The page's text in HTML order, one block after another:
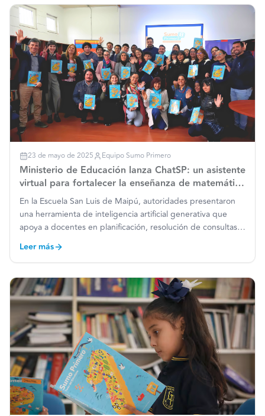
23 de mayo de 2025 Equipo Sumo Primero
Ministerio de Educación lanza ChatSP: un asistente
virtual para fortalecer la enseñanza de matemática
a docentes en todo el país
En la Escuela San Luis de Maipú, autoridades presentaron
una herramienta de inteligencia artificial generativa que
apoya a docentes en planificación, resolución de consultas y
adaptación de actividades para mejorar los aprendizajes en
matemática. La subsecretaria de Educación, Al
Leer más